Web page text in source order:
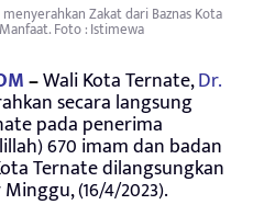
Zakat dari Baznas Kota
Foto : Istimewa
–Wali Kota Ternate,Dr.
secara langsung
pada penerima
670 imam dan badan
Ternate dilangsungkan
(16/4/2023).